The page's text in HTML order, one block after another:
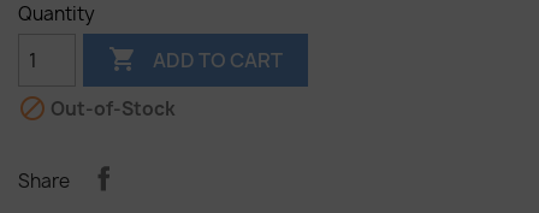
Quantity
 ADD TO CART
 Out-of-Stock
Share